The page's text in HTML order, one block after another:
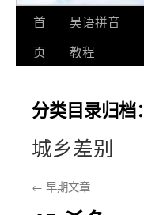
跳
至
文
首
页
吴语拼音
教程
分类目录归档：
城乡差别
← 早期文章